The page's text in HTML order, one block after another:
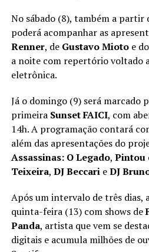
No sábado (8), também a partir
poderá acompanhar as
Renner, de Gustavo Miotoe do
a noite com repertório voltado
eletrônica.
Já o domingo (9) será marcado
primeira Sunset FAICI, com
14h. A programação contará
além das apresentações do
Assassinas: O Legado, Pintou
Teixeira, DJ BeccarieDJ
Após um intervalo de três dias,
quinta-feira (13) com shows de
Panda, artista que vem se
digitais e acumula milhões de